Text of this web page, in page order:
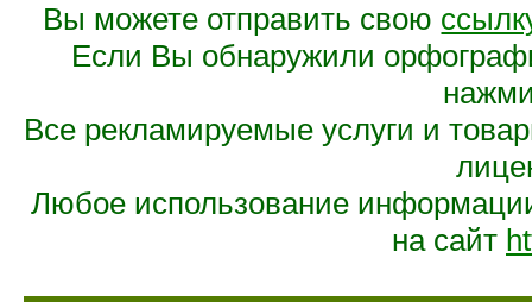
Вы можете отправить свою
Если Вы обнаружили
Все рекламируемые услуги и
Любое использование
на сайт